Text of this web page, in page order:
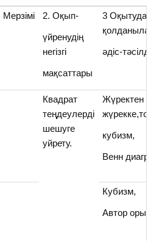
Мерзімі 2. Оқып-
үйренудің
негізгі
мақсаттары
3 Оқытуда
әдіс-
Квадрат
теңдеулерді
шешуге
уйрету.
Жүректен
кубизм,
Венн
Кубизм,
Автор